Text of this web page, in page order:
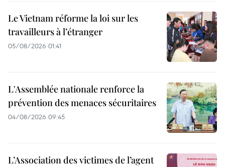
Le Vietnam réforme la loi sur les
travailleurs à l’étranger
05/08/2026 01:41
L'Assemblée nationale renforce la
prévention des menaces sécuritaires
04/08/2026 09:45
L’Association des victimes de l’agent